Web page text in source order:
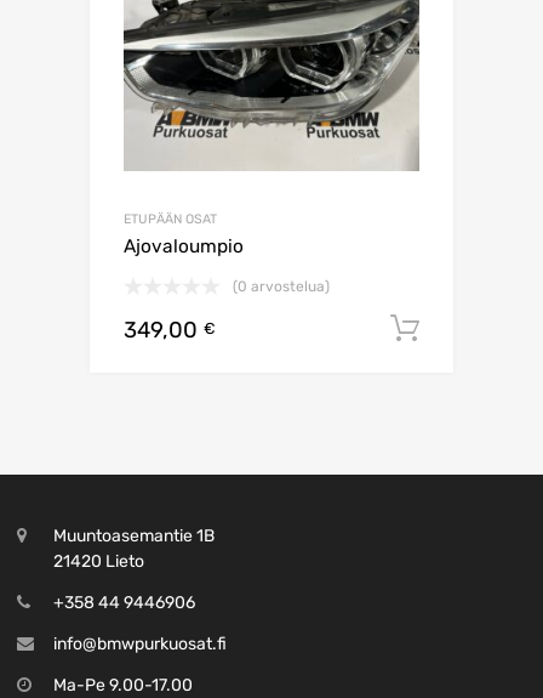
ETUPÄÄN OSAT
Ajovaloumpio
(0 arvostelua)
349,00 €
Muuntoasemantie 1B
21420 Lieto
+358 44 9446906
info@bmwpurkuosat.fi
Ma-Pe 9.00-17.00